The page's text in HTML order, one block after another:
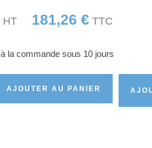
HT 181,26 €TTC
la commande sous 10 jours
AJOUTER AU PANIER